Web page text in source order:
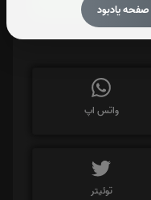
یادبود
واتس اپ
توئیتر